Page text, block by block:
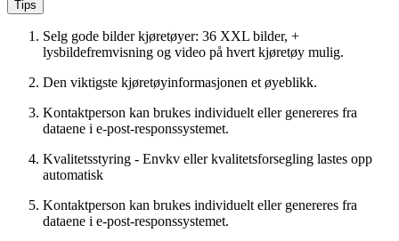
Tips
Selg gode bilder kjøretøyer: 36 XXL bilder, +
lysbildefremvisning og video på hvert kjøretøy mulig.
Den viktigste kjøretøyinformasjonen et øyeblikk.
Kontaktperson kan brukes individuelt eller genereres fra
dataene i e-post-responssystemet.
Kvalitetsstyring - Envkv eller kvalitetsforsegling lastes opp
automatisk
Kontaktperson kan brukes individuelt eller genereres fra
dataene i e-post-responssystemet.